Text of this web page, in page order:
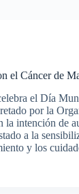
el Cáncer de
el Día
por la
la intención de
a la
y los